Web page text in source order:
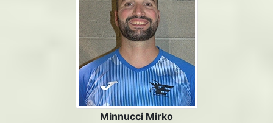
Minnucci Mirko